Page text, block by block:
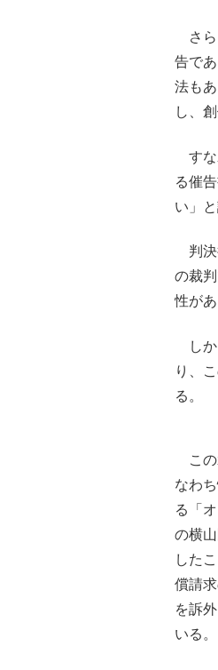
さら
告で
法も
し、
すな
る催
い」
判決
の裁
性が
しか
り、
る。
この
なわ
る「
の横
した
償請
を訴
いる。